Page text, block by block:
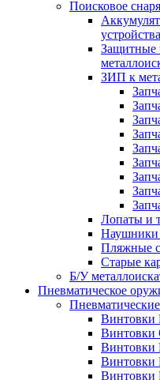
Поисковое
устройства
Защитные
ЗИП к
Лопаты и
Наушники
Пляжные
Старые
Б/У
Пневматическое
Винтовки
Винтовки
Винтовки